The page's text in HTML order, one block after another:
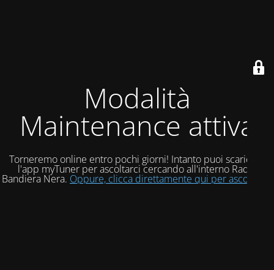
Modalità
Maintenance attiva
Torneremo online entro pochi giorni! Intanto puoi scaricare
l'app myTuner per ascoltarci cercando all'interno Radio
Bandiera Nera. Oppure, clicca direttamente qui per ascoltarci!